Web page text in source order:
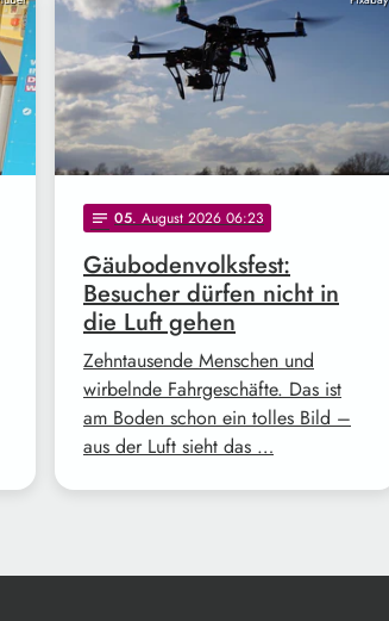
notes 05. August 2026 06:23
Gäubodenvolksfest:
Besucher dürfen nicht in
die Luft gehen
Zehntausende Menschen und
wirbelnde Fahrgeschäfte. Das ist
am Boden schon ein tolles Bild –
aus der Luft sieht das …